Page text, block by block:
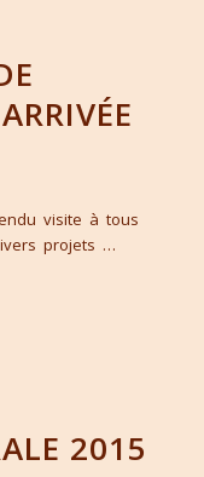
visite à tous
projets …
2015